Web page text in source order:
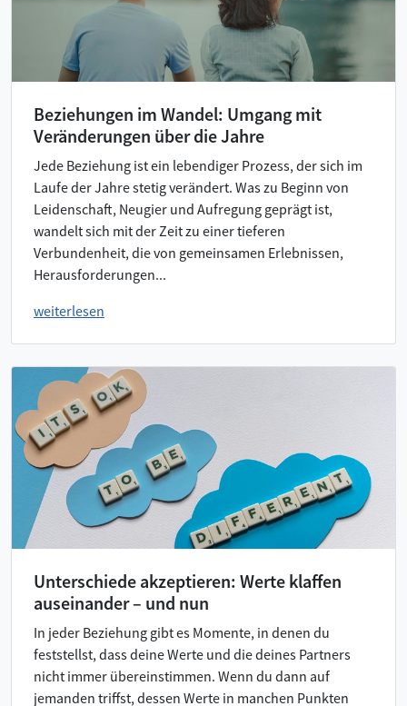
Beziehungen im Wandel: Umgang mit
Veränderungen über die Jahre
Jede Beziehung ist ein lebendiger Prozess, der sich im
Laufe der Jahre stetig verändert. Was zu Beginn von
Leidenschaft, Neugier und Aufregung geprägt ist,
wandelt sich mit der Zeit zu einer tieferen
Verbundenheit, die von gemeinsamen Erlebnissen,
Herausforderungen...
weiterlesen
Unterschiede akzeptieren: Werte klaffen
auseinander – und nun
In jeder Beziehung gibt es Momente, in denen du
feststellst, dass deine Werte und die deines Partners
nicht immer übereinstimmen. Wenn du dann auf
jemanden triffst, dessen Werte in manchen Punkten